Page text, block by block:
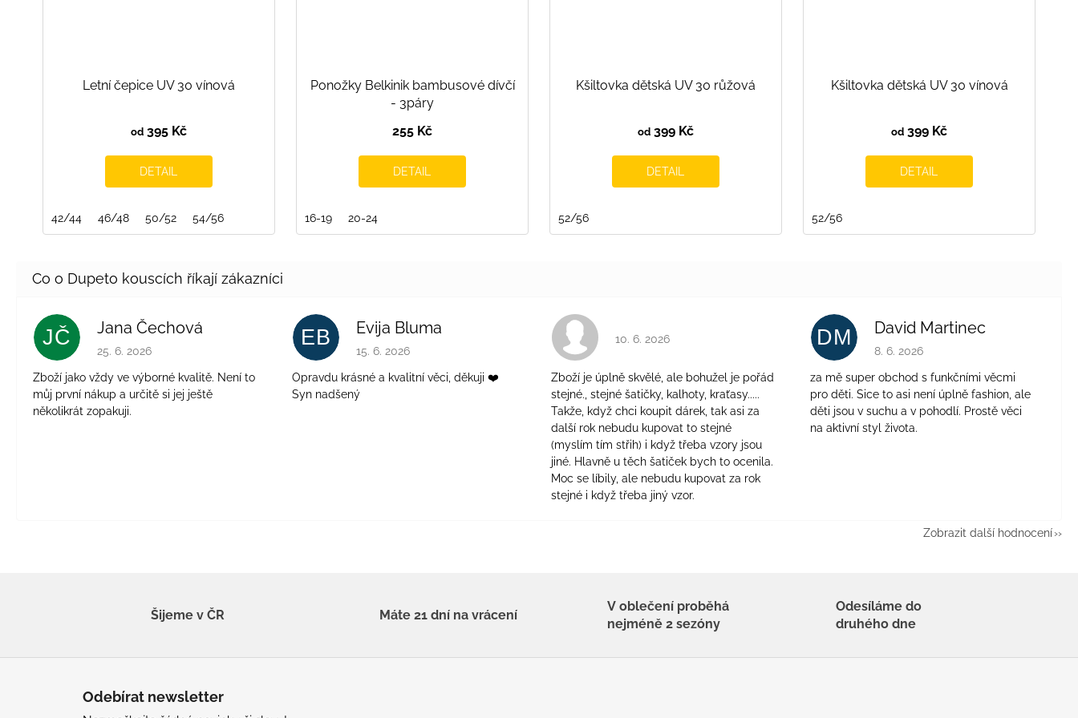
Letní čepice UV 30 vínová
od 395 Kč
DETAIL
42/44 46/48 50/52 54/56
Ponožky Belkinik bambusové dívčí
- 3páry
255 Kč
DETAIL
16-19 20-24
Kšiltovka dětská UV 30 růžová
od 399 Kč
DETAIL
52/56
Kšiltovka dětská UV 30 vínová
od 399 Kč
DETAIL
52/56
JČ Jana Čechová
Hodnocení obchodu je 5 z 5 hvězdiček.
25. 6. 2026
Zboží jako vždy ve výborné kvalitě. Není to
můj první nákup a určitě si jej ještě
několikrát zopakuji.
EB Evija Bluma
Hodnocení obchodu je 5 z 5 hvězdiček.
15. 6. 2026
Opravdu krásné a kvalitní věci, děkuji ❤️
Syn nadšený
Hodnocení obchodu je 4 z 5 hvězdiček.
10. 6. 2026
Zboží je úplně skvělé, ale bohužel je pořád
stejné., stejné šatičky, kalhoty, kraťasy.....
Takže, když chci koupit dárek, tak asi za
další rok nebudu kupovat to stejné
(myslím tím střih) i když třeba vzory jsou
jiné. Hlavně u těch šatiček bych to ocenila.
Moc se líbily, ale nebudu kupovat za rok
stejné i když třeba jiný vzor.
DM David Martinec
Hodnocení obchodu je 5 z 5 hvězdiček.
8. 6. 2026
za mě super obchod s funkčními věcmi
pro děti. Sice to asi není úplně fashion, ale
děti jsou v suchu a v pohodlí. Prostě věci
na aktivní styl života.
Zobrazit další hodnocení
Šijeme v ČR Máte 21 dní na vrácení
V oblečení proběhá
nejméně 2 sezóny
Odesíláme do
druhého dne
Odebírat newsletter